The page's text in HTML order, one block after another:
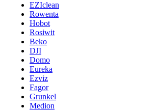
EZIclean
Rowenta
Hobot
Rosiwit
Beko
DJI
Domo
Eureka
Ezviz
Fagor
Grunkel
Medion